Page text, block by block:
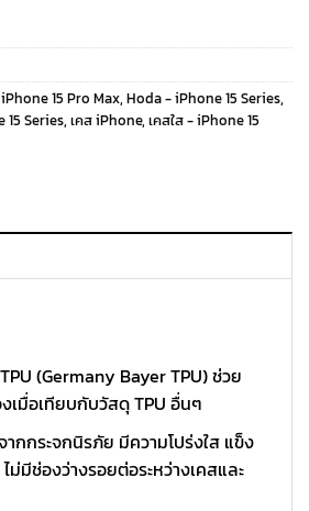
price
is:15 Pro Max, Hoda - iPhone 15 Series,
15 Series, เคส iPhone, เคสใส - iPhone 15
(Germany Bayer TPU) ช่วย
เมื่อเทียบกับวัสดุ TPU อื่นๆ
กกระจกนิรภัย มีความโปร่งใส แข็ง
ม่มีช่องว่างรอยต่อระหว่างเคสและ